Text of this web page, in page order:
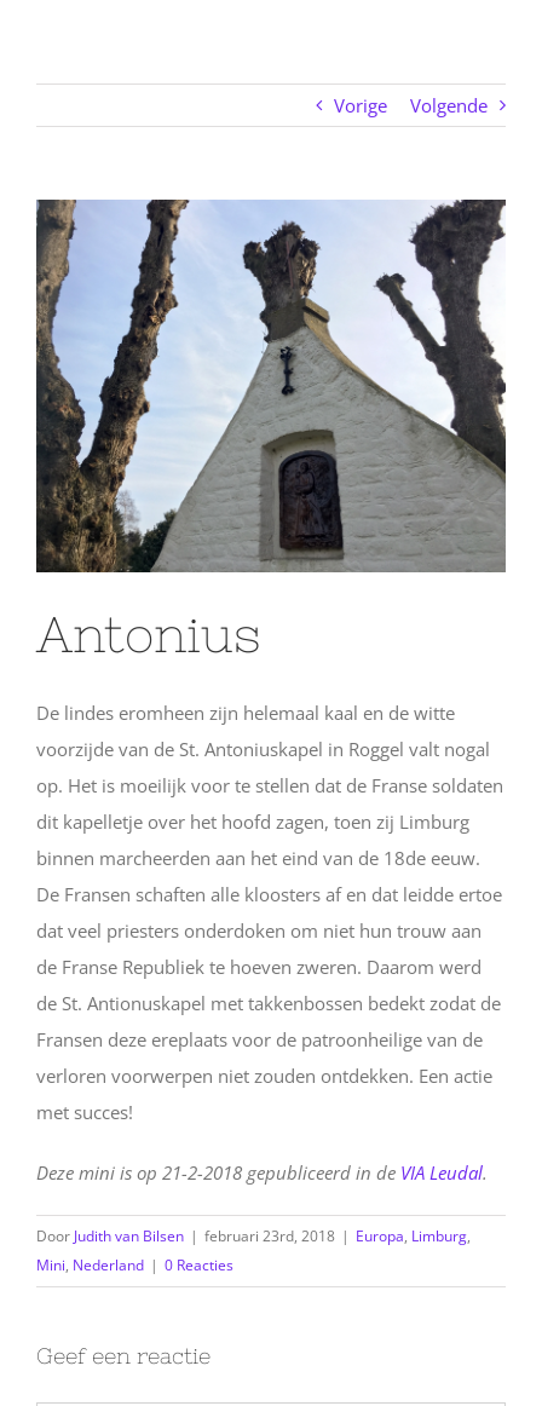
Vorige Volgende
Bekijk
grotere
afbeelding
Antonius
De lindes eromheen zijn helemaal kaal en de witte
voorzijde van de St. Antoniuskapel in Roggel valt nogal
op. Het is moeilijk voor te stellen dat de Franse soldaten
dit kapelletje over het hoofd zagen, toen zij Limburg
binnen marcheerden aan het eind van de 18de eeuw.
De Fransen schaften alle kloosters af en dat leidde ertoe
dat veel priesters onderdoken om niet hun trouw aan
de Franse Republiek te hoeven zweren. Daarom werd
de St. Antionuskapel met takkenbossen bedekt zodat de
Fransen deze ereplaats voor de patroonheilige van de
verloren voorwerpen niet zouden ontdekken. Een actie
met succes!
Deze mini is op 21-2-2018 gepubliceerd in de VIA Leudal.
DoorJudith van Bilsen | februari 23rd, 2018 | Europa, Limburg,
Mini, Nederland | 0 Reacties
Geef een reactie